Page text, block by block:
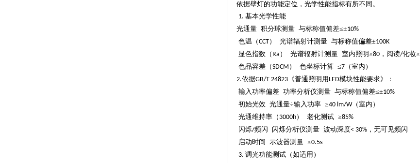
依据壁灯的功能定位，光学性能指标有所不同。
1. 基本光学性能
光通量 积分球测量 与标称值偏差≤±10%
色温（CCT） 光谱辐射计测量 与标称值偏差±100K
显色指数（ Ra ） 光谱辐射计测量 室内照明≥80 ，阅读/化妆≥
色品容差（SDCM ） 色坐标计算 ≤7 （室内）
2.依据GB/T 24823 《普通照明用 LED模块性能要求》：
输入功率偏差 功率分析仪测量 与标称值偏差≤±10%
初始光效 光通量÷输入功率 ≥40 lm/W（室内）
光通维持率（ 3000h） 老化测试 ≥85%
闪烁/频闪 闪烁分析仪测量 波动深度< 30% ，无可见频闪
启动时间
示波器测量 ≤0.5s
3. 调光功能测试（如适用）